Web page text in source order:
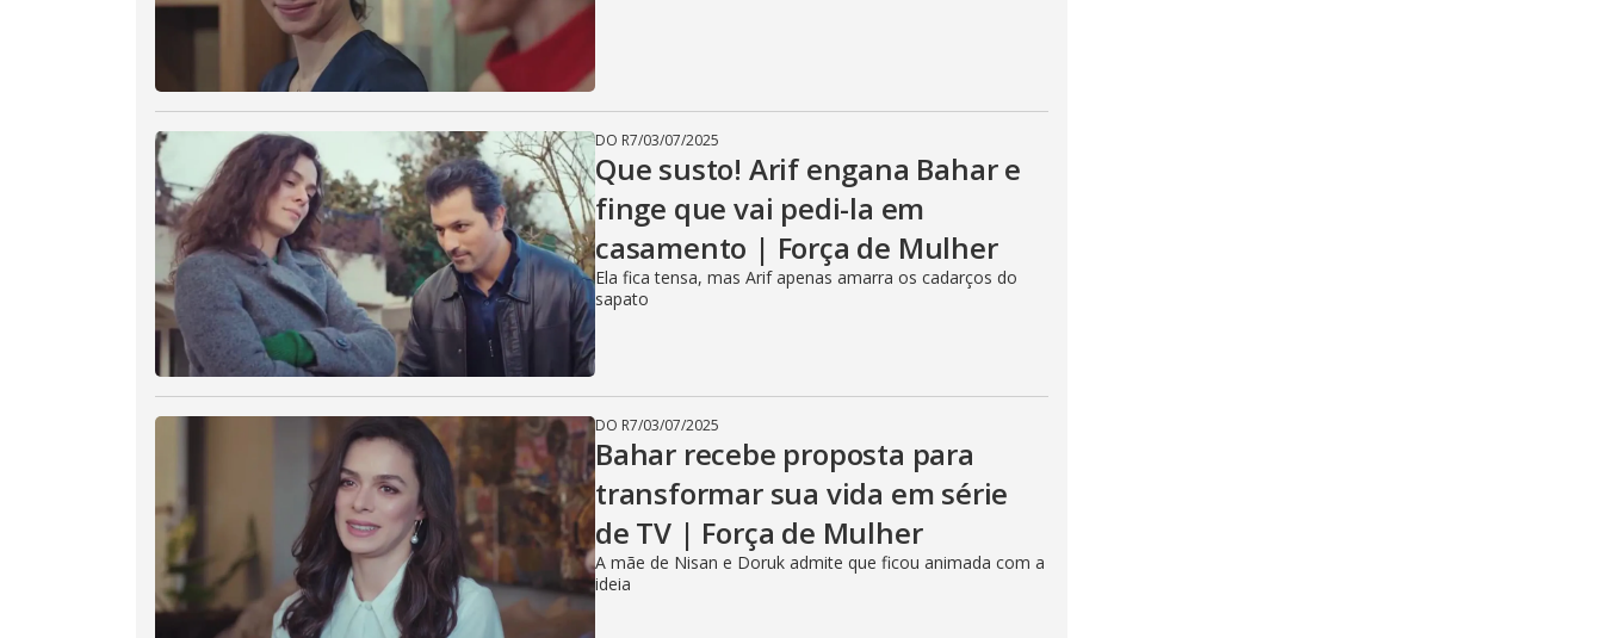
DO R7/03/07/2025
Que susto! Arif engana Bahar e
finge que vai pedi-la em
casamento | Força de Mulher
Ela fica tensa, mas Arif apenas amarra os cadarços do
sapato
DO R7/03/07/2025
Bahar recebe proposta para
transformar sua vida em série
de TV | Força de Mulher
A mãe de Nisan e Doruk admite que ficou animada com a
ideia